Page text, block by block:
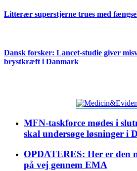
Litterær superstjerne trues med
Dansk forsker: Lancet-studie giver
brystkræft i Danmark
MFN-taskforce mødes i
skal undersøge løsninger i
OPDATERES: Her er den
på vej gennem EMA